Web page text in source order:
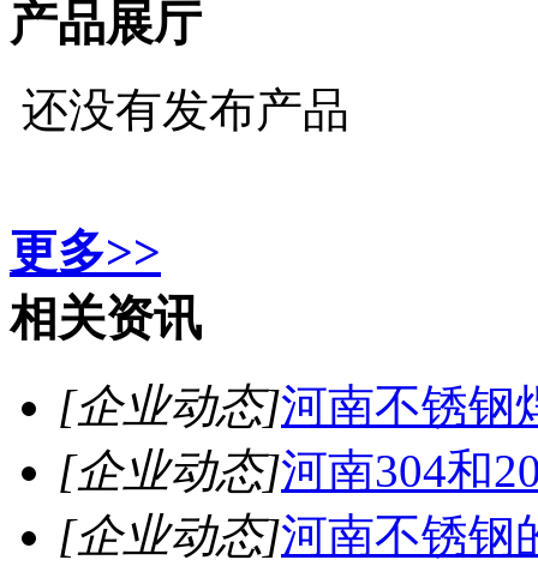
产品展厅
还没有发布产品
更多>>
相关资讯
[企业动态]河南不锈钢
[企业动态]河南304和
[企业动态]河南不锈钢